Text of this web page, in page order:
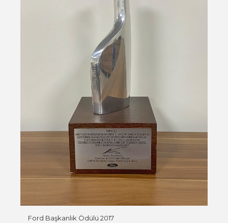
Ford Başkanlık Ödülü 2017